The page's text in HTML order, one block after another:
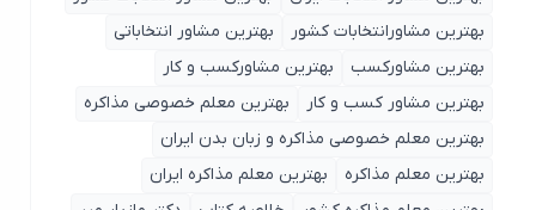
بهترین مشاورانتخابات کشور
بهترین مشاور انتخاباتی
بهترین مشاورکسب
بهترین مشاورکسب و کار
بهترین مشاور کسب و کار
بهترین معلم خصوصی مذاکره
بهترین معلم خصوصی مذاکره و زبان بدن ایران
بهترین معلم مذاکره
بهترین معلم مذاکره ایران